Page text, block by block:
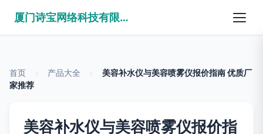
厦门诗宝网络科技有限公司
首页 产品大全
美容补水仪与美容喷雾仪报价指南 优质厂
家推荐
美容补水仪与美容喷雾仪报价指